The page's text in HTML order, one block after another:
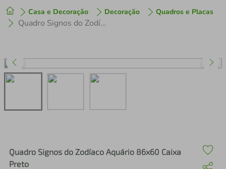
Casa e Decoração Decoração Quadros e Placas
Quadro Signos do Zodíaco Aquário 86x60 Caixa Preto
Quadro Signos do Zodíaco Aquário 86x60 Caixa
Preto
1º tenis
perfume